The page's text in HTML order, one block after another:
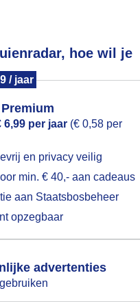
hoe wil je
/ jaar
6,99 per jaar (€ 0,58 per
en privacy veilig
min. € 40,- aan cadeaus
aan Staatsbosbeheer
opzegbaar
advertenties
Weerzine
locatie gebruiken voor
het weer?
nog geen akkoord op hebt
er zo een pop-up uit
deze toestemming
gevraagd wordt.